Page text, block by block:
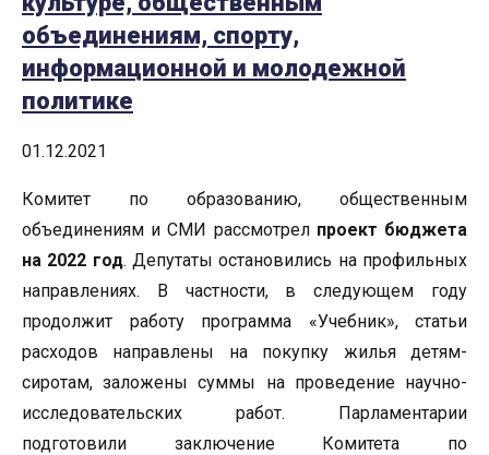
объединениям, спорту,
информационной и молодежной
политике
01.12.2021
Комитет по образованию, общественным
объединениям и СМИ рассмотрел проект бюджета
на 2022 год. Депутаты остановились на профильных
направлениях. В частности, в следующем году
продолжит работу программа «Учебник», статьи
расходов направлены на покупку жилья детям-
сиротам, заложены суммы на проведение научно-
исследовательских работ. Парламентарии
подготовили заключение Комитета по